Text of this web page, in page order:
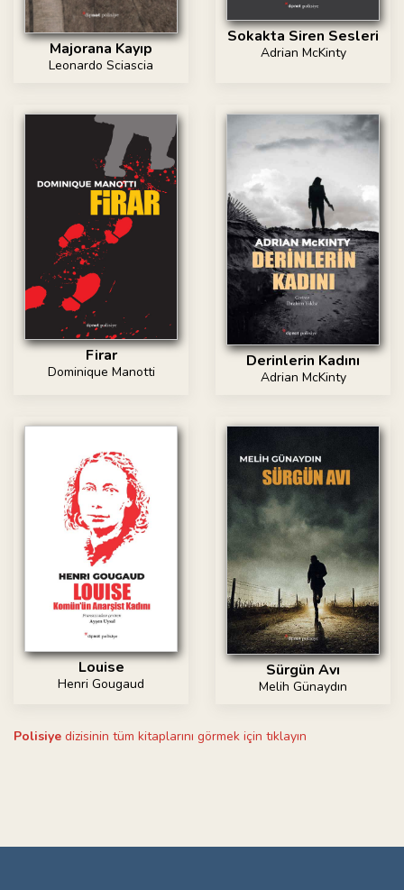
Majorana Kayıp
Leonardo Sciascia
Sokakta Siren Sesleri
Adrian McKinty
Firar
Dominique Manotti
Derinlerin Kadını
Adrian McKinty
Louise
Henri Gougaud
Sürgün Avı
Melih Günaydın
Polisiye dizisinin tüm kitaplarını görmek için tıklayın